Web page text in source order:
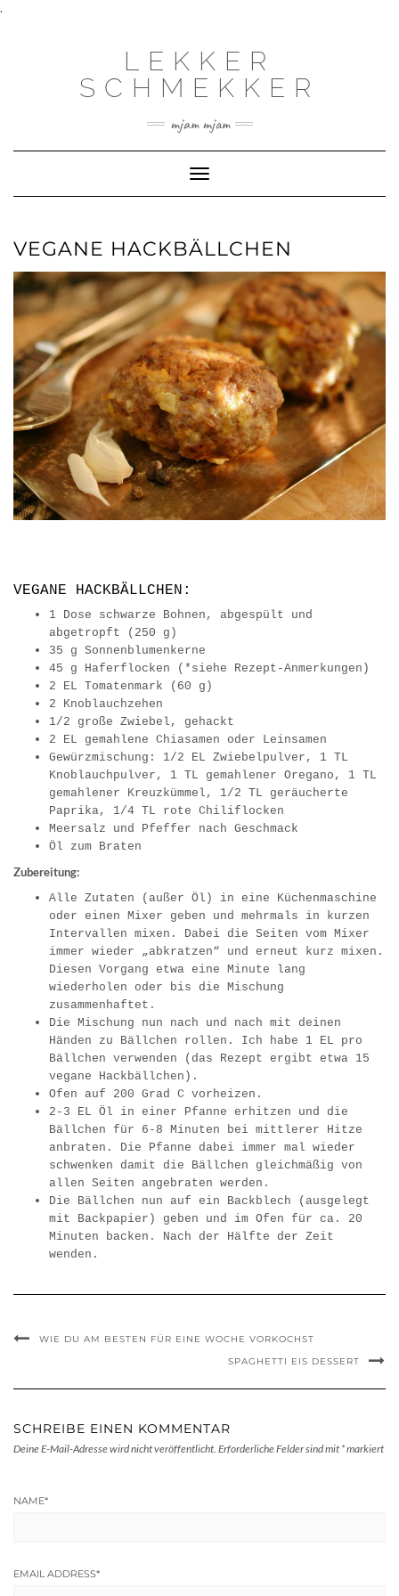
.
LEKKER
SCHMEKKER
mjam mjam
Toggle
Navigation
VEGANE HACKBÄLLCHEN
VEGANE HACKBÄLLCHEN:
1 Dose schwarze Bohnen,
abgespült und
abgetropft (250 g)
35
g Sonnenblumenkerne
45
g Haferflocken
(*siehe Rezept-Anmerkungen)
2
EL Tomatenmark
(60 g)
2
Knoblauchzehen
1/2
große Zwiebel,
gehackt
2
EL
gemahlene Chiasamen oder Leinsamen
Gewürzmischung: 1/2 EL Zwiebelpulver,
1 TL
Knoblauchpulver, 1 TL gemahlener Oregano, 1 TL
gemahlener Kreuzkümmel, 1/2 TL geräucherte
Paprika, 1/4 TL rote Chiliflocken
Meersalz und Pfeffer nach Geschmack
Öl zum Braten
Zubereitung:
Alle Zutaten (außer Öl) in eine Küchenmaschine
oder einen Mixer geben und mehrmals in kurzen
Intervallen mixen. Dabei die Seiten vom Mixer
immer wieder „abkratzen“ und erneut kurz mixen.
Diesen Vorgang etwa eine Minute lang
wiederholen oder bis die Mischung
zusammenhaftet.
Die Mischung nun nach und nach mit deinen
Händen zu Bällchen rollen. Ich habe 1 EL pro
Bällchen verwenden (das Rezept ergibt etwa 15
vegane Hackbällchen).
Ofen auf 200 Grad C vorheizen.
2-3 EL Öl in einer Pfanne erhitzen und die
Bällchen für 6-8 Minuten bei mittlerer Hitze
anbraten. Die Pfanne dabei immer mal wieder
schwenken damit die Bällchen gleichmäßig von
allen Seiten angebraten werden.
Die Bällchen nun auf ein Backblech (ausgelegt
mit Backpapier) geben und im Ofen für ca. 20
Minuten backen. Nach der Hälfte der Zeit
wenden.
WIE DU AM BESTEN FÜR EINE WOCHE VORKOCHST
SPAGHETTI EIS DESSERT
SCHREIBE EINEN KOMMENTAR
Deine E-Mail-Adresse wird nicht veröffentlicht. Erforderliche Felder sind mit *markiert
NAME*
EMAIL ADDRESS*